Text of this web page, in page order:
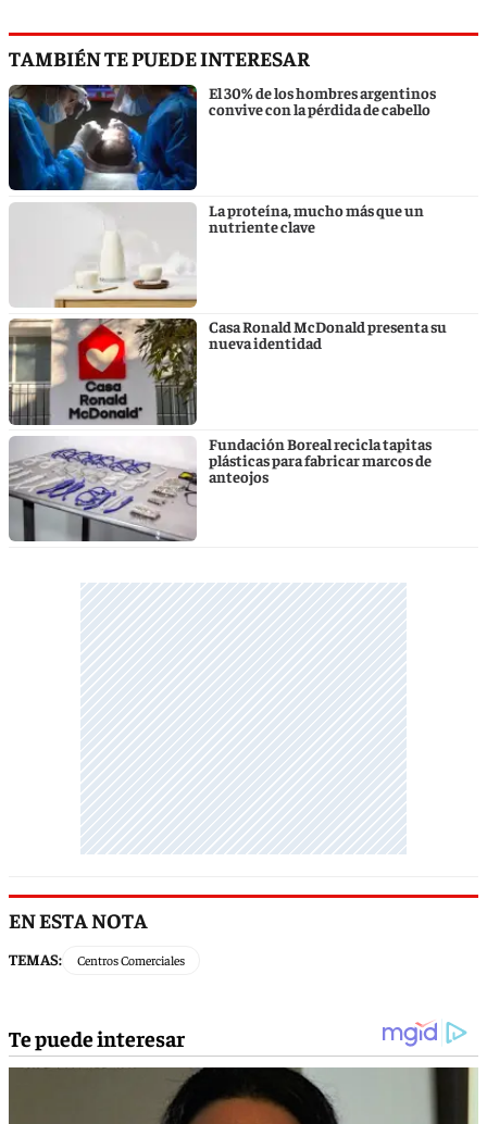
TAMBIÉN TE PUEDE INTERESAR
El 30% de los hombres argentinos
convive con la pérdida de cabello
La proteína, mucho más que un
nutriente clave
Casa Ronald McDonald presenta su
nueva identidad
Fundación Boreal recicla tapitas
plásticas para fabricar marcos de
anteojos
EN ESTA NOTA
TEMAS: Centros Comerciales